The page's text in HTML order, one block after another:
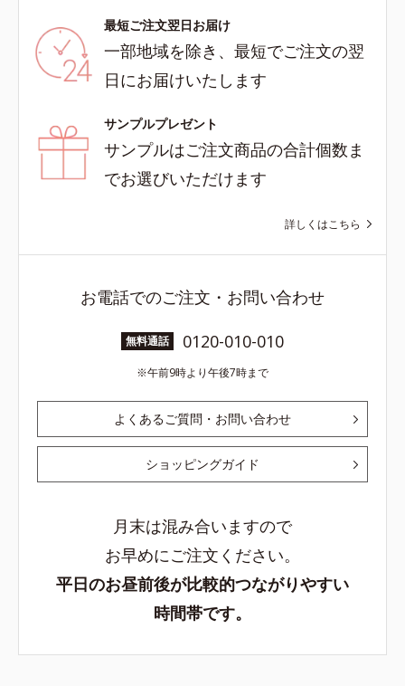
最短ご注文翌日お届け
一部地域を除き、最短でご注文の翌
日にお届けいたします
サンプルプレゼント
サンプルはご注文商品の合計個数ま
でお選びいただけます
詳しくはこちら
お電話でのご注文・お問い合わせ
無料通話 0120-010-010
午前9時より午後7時まで
よくあるご質問・お問い合わせ
ショッピングガイド
月末は混み合いますので
お早めにご注文ください。
平日のお昼前後が比較的つながりやすい
時間帯です。